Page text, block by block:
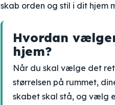
skab orden og stil i dit hjem
Hvordan
hjem?
Når du skal vælge det
størrelsen på rummet,
skabet skal stå, og vælg